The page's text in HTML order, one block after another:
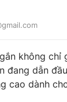
Tin
Tin
không chỉ
đang dẫn
cao dành